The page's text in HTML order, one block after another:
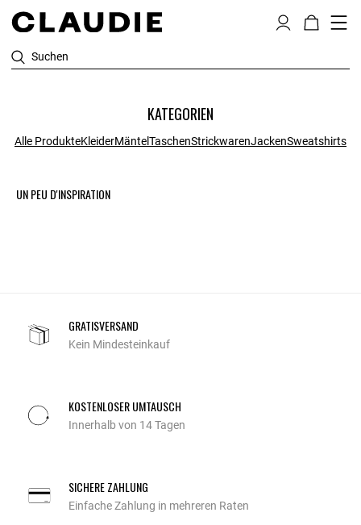
Suchen
KATEGORIEN
Alle ProdukteKleiderMäntelTaschenStrickwarenJackenSweatshirts
UN PEU D'INSPIRATION
GRATISVERSAND
Kein Mindesteinkauf
KOSTENLOSER UMTAUSCH
Innerhalb von 14 Tagen
SICHERE ZAHLUNG
Einfache Zahlung in mehreren Raten